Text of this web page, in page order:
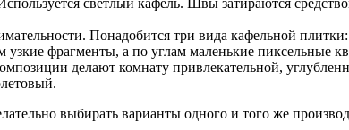
светлый кафель. Швы затираются
Понадобится три вида кафельной
фрагменты, а по углам маленькие пиксельные
делают комнату привлекательной,
выбирать варианты одного и того же